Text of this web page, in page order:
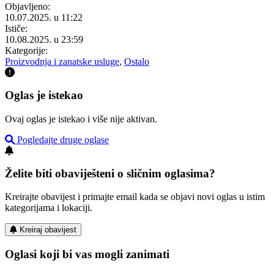
Objavljeno:
10.07.2025. u 11:22
Ističe:
10.08.2025. u 23:59
Kategorije:
Proizvodnja i zanatske usluge, Ostalo
Oglas je istekao
Ovaj oglas je istekao i više nije aktivan.
Pogledajte druge oglase
Želite biti obaviješteni o sličnim oglasima?
Kreirajte obavijest i primajte email kada se objavi novi oglas u istim
kategorijama i lokaciji.
Kreiraj obavijest
Oglasi koji bi vas mogli zanimati